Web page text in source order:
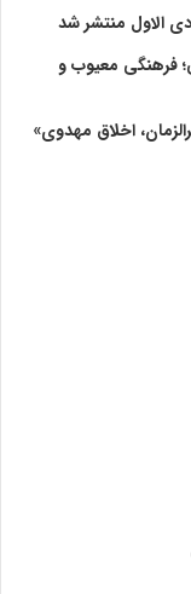
الاول منتشر شد
فرهنگی معیوب و
اخلاق مهدوی»